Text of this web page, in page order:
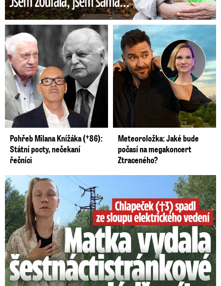
Pohřeb Milana Knížáka (†86):
Státní pocty, nečekaní
řečníci
Meteoroložka: Jaké bude
počasí na megakoncert
Ztraceného?
Smrtelný pád chlapce: Matka vydala vyjádření na 16 stran